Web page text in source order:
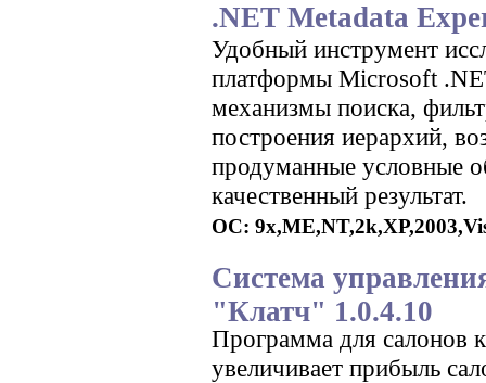
.NET Metadata
Удобный инструмент
платформы Microsoft
механизмы поиска,
построения иерархий,
продуманные условные
качественный результат.
ОС:
Cистема
"Клатч" 1.0.4.10
Программа для салонов
увеличивает прибыль